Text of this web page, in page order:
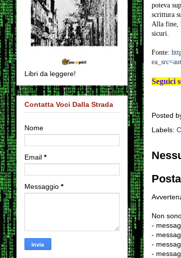
poteva
scrittura
Alla fine,
sicuri.
Fonte:
Seguici
Posted
Labels:
Non
-
-
-
-
Libri da leggere!
Contatta Voci Dalla Strada
Nome
Email *
Messaggio *